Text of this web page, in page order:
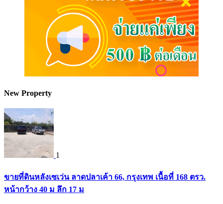
New Property
1
ขายที่ดินหลังเซเว่น ลาดปลาเค้า 66, กรุงเทพ เนื้อที่ 168 ตรว.
หน้ากว้าง 40 ม ลึก 17 ม